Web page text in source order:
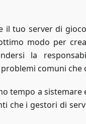
il tuo server di
modo per
la
comuni
tempo a
che i gestori di